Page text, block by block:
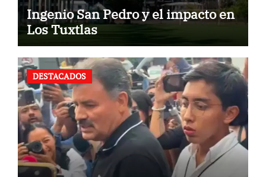
Ingenio San Pedro y el impacto en
Los Tuxtlas
DESTACADOS